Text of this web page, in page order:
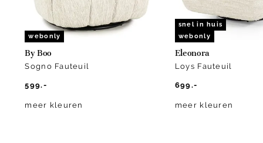
webonly
By Boo
Sogno Fauteuil
599.-
meer kleuren
snel in huis
webonly
Eleonora
Loys Fauteuil
699.-
meer kleuren